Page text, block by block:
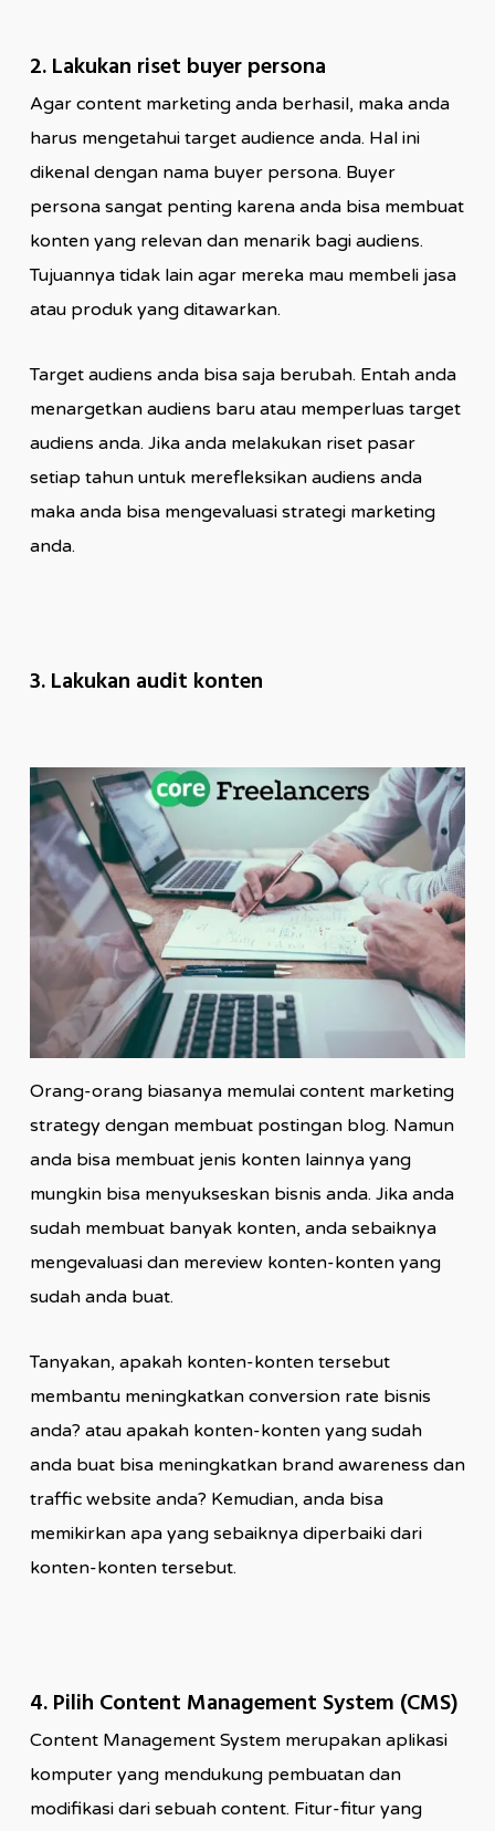
2. Lakukan riset buyer persona
Agar content marketing anda berhasil, maka anda
harus mengetahui target audience anda. Hal ini
dikenal dengan nama buyer persona. Buyer
persona sangat penting karena anda bisa membuat
konten yang relevan dan menarik bagi audiens.
Tujuannya tidak lain agar mereka mau membeli jasa
atau produk yang ditawarkan.
Target audiens anda bisa saja berubah. Entah anda
menargetkan audiens baru atau memperluas target
audiens anda. Jika anda melakukan riset pasar
setiap tahun untuk merefleksikan audiens anda
maka anda bisa mengevaluasi strategi marketing
anda.
3. Lakukan audit konten
Orang-orang biasanya memulai content marketing
strategy dengan membuat postingan blog. Namun
anda bisa membuat jenis konten lainnya yang
mungkin bisa menyukseskan bisnis anda. Jika anda
sudah membuat banyak konten, anda sebaiknya
mengevaluasi dan mereview konten-konten yang
sudah anda buat.
Tanyakan, apakah konten-konten tersebut
membantu meningkatkan conversion rate bisnis
anda? atau apakah konten-konten yang sudah
anda buat bisa meningkatkan brand awareness dan
traffic website anda? Kemudian, anda bisa
memikirkan apa yang sebaiknya diperbaiki dari
konten-konten tersebut.
4. Pilih Content Management System (CMS)
Content Management System merupakan aplikasi
komputer yang mendukung pembuatan dan
modifikasi dari sebuah content. Fitur-fitur yang